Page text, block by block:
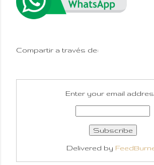
Compartir a través de:
Enter your email
Delivered by